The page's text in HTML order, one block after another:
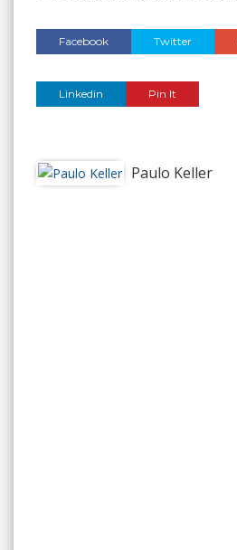
Facebook Twitter
Linkedin Pin It
Paulo Keller